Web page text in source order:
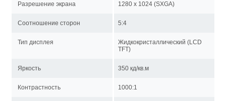
Разрешение экрана 1280 x 1024 (SXGA)
Соотношение сторон 5:4
Тип дисплея
Жидкокристаллический (LCD
TFT)
Яркость 350 кд/кв.м
Контрастность 1000:1